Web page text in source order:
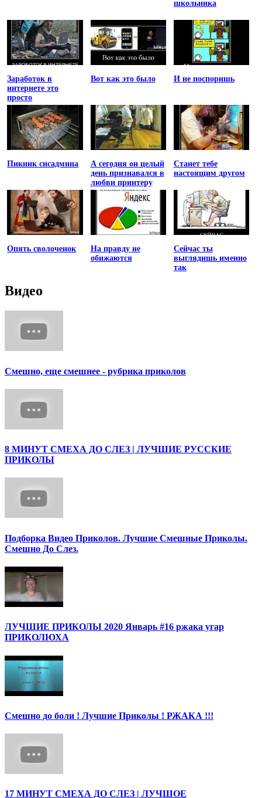
школьника
Заработок в
интернете это
просто
Вот как это было И не поспоришь
Пикник сисадмина
А сегодня он целый
день признавался в
любви принтеру
Станет тебе
настоящим другом
Опять сволоченок
На правду не
обижаются
Сейчас ты
выглядишь именно
так
Видео
Смешно, еще смешнее - рубрика приколов
8 МИНУТ СМЕХА ДО СЛЕЗ | ЛУЧШИЕ РУССКИЕ
ПРИКОЛЫ
Подборка Видео Приколов. Лучшие Смешные Приколы.
Смешно До Слез.
ЛУЧШИЕ ПРИКОЛЫ 2020 Январь #16 ржака угар
ПРИКОЛЮХА
Смешно до боли ! Лучшие Приколы ! РЖАКА !!!
17 МИНУТ СМЕХА ДО СЛЕЗ | ЛУЧШОЕ